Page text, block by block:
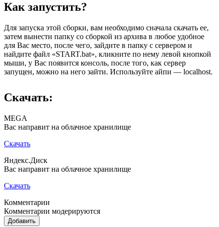
Как запустить?
Для запуска этой сборки, вам необходимо сначала скачать ее,
затем вынести папку со сборкой из архива в любое удобное
для Вас место, после чего, зайдите в папку с сервером и
найдите файл «START.bat», кликните по нему левой кнопкой
мыши, у Вас появится консоль, после того, как сервер
запущен, можно на него зайти. Используйте айпи — localhost.
Скачать:
MEGA
Вас направит на облачное хранилище
Скачать
Яндекс.Диск
Вас направит на облачное хранилище
Скачать
Комментарии
Комментарии модерируются
Добавить